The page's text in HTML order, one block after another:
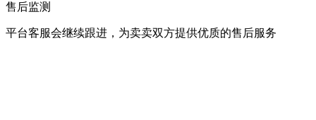
售后监测
平台客服会继续跟进，为卖卖双方提供优质的售后服务